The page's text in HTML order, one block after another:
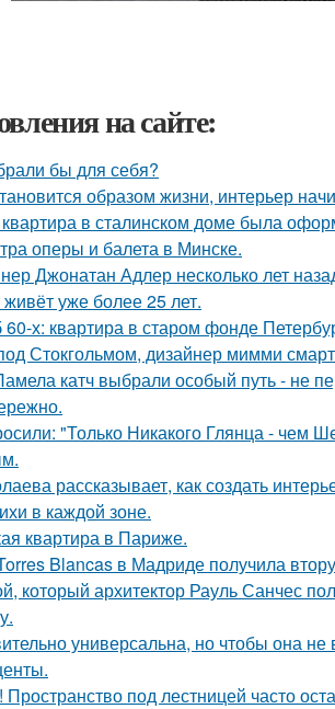
на сайте:
бы для себя?
образом жизни, интерьер
в сталинском доме была
оперы и балета в Минске.
Джонатан Адлер несколько лет
уже более 25 лет.
х: квартира в старом фонде
Стокгольмом, дизайнер мимми
катч выбрали особый путь - не
"Только Никакого Глянца -
рассказывает, как создать
в каждой зоне.
квартира в Париже.
Blancas в Мадриде получила
который архитектор Рауль Санчес
универсальна, но чтобы она
под лестницей часто